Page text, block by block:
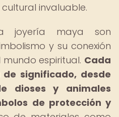
invaluable.
joyería maya son
y su conexión
espiritual. Cada
significado, desde
dioses y animales
de protección y